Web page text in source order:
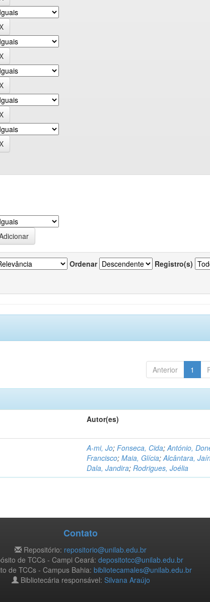
Ordenar Registro(s)
Anterior 1
Autor(es)
A-mi, Jo;Fonseca, Cida;António,
Francisco;Maia, Glícia;Alcântara,
Dala, Jandira;Rodrigues, Joélia
Contato
Repositório: repositorio@unilab.edu.br
de TCCs - Campi Ceará: depositotcc@unilab.edu.br
de TCCs - Campus Bahia: bibliotecamales@unilab.edu.br
Bibliotecária responsável: Silvana Araújo